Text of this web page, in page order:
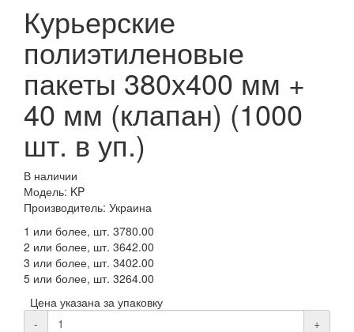
Курьерские
полиэтиленовые
пакеты 380х400 мм +
40 мм (клапан) (1000
шт. в уп.)
В наличии
Модель: KP
Производитель: Украина
1 или более, шт. 3780.00
2 или более, шт. 3642.00
3 или более, шт. 3402.00
5 или более, шт. 3264.00
Цена указана за упаковку
-
+